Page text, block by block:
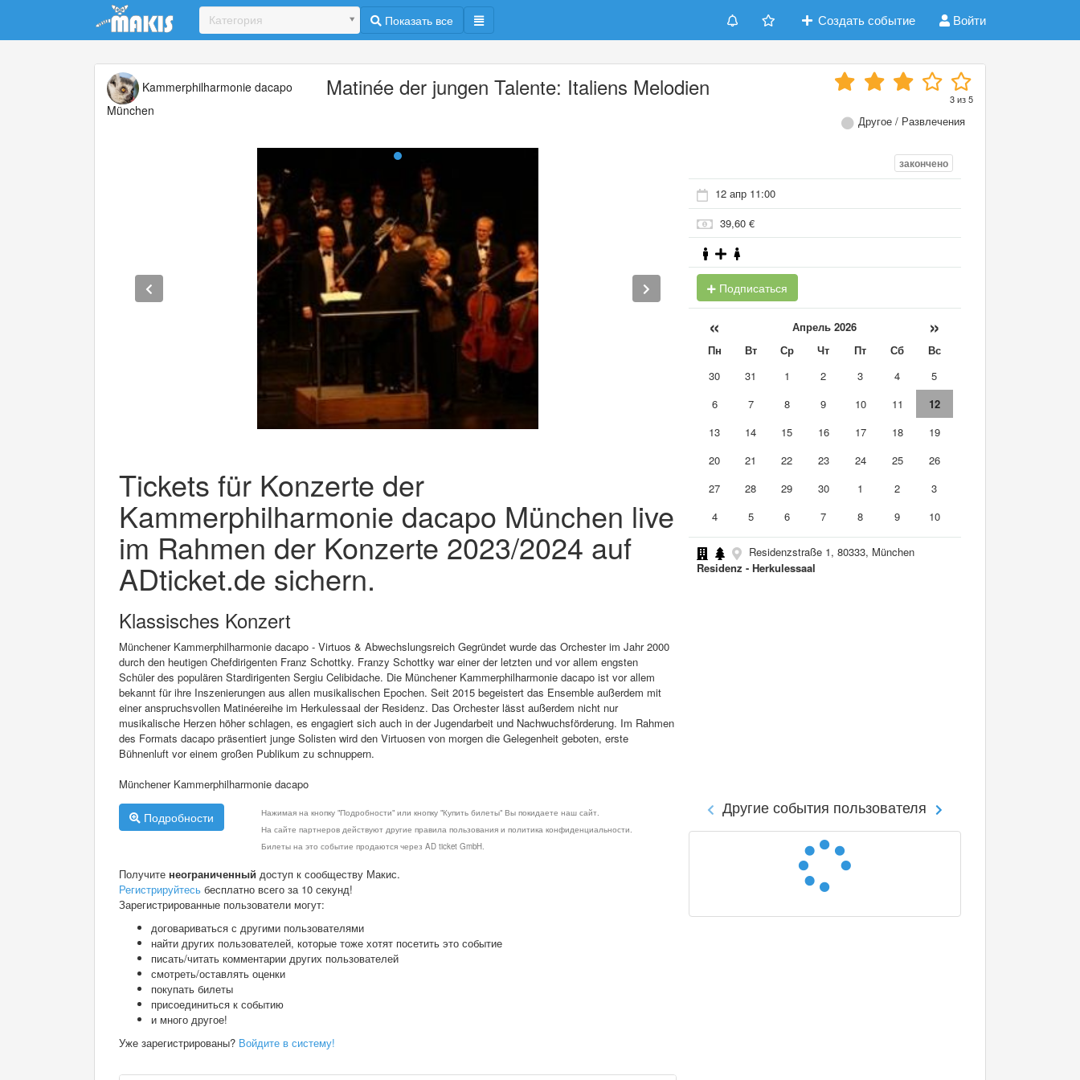
Update cookies preferences
Категория Показать все Создать событие Войти
Kammerphilharmonie dacapo
München
Matinée der jungen Talente: Italiens Melodien 3из5
Другое / Развлечения
Tickets für Konzerte der
Kammerphilharmonie dacapo München live
im Rahmen der Konzerte 2023/2024 auf
ADticket.de sichern.
Klassisches Konzert
Münchener Kammerphilharmonie dacapo - Virtuos & Abwechslungsreich Gegründet wurde das Orchester im Jahr 2000
durch den heutigen Chefdirigenten Franz Schottky. Franzy Schottky war einer der letzten und vor allem engsten
Schüler des populären Stardirigenten Sergiu Celibidache. Die Münchener Kammerphilharmonie dacapo ist vor allem
bekannt für ihre Inszenierungen aus allen musikalischen Epochen. Seit 2015 begeistert das Ensemble außerdem mit
einer anspruchsvollen Matinéereihe im Herkulessaal der Residenz. Das Orchester lässt außerdem nicht nur
musikalische Herzen höher schlagen, es engagiert sich auch in der Jugendarbeit und Nachwuchsförderung. Im Rahmen
des Formats dacapo präsentiert junge Solisten wird den Virtuosen von morgen die Gelegenheit geboten, erste
Bühnenluft vor einem großen Publikum zu schnuppern.
Münchener Kammerphilharmonie dacapo
Подробности
Нажимая на кнопку "Подробности" или кнопку "Купить билеты" Вы покидаете наш сайт.
На сайте партнеров действуют другие правила пользования и политика конфиденциальности.
Билеты на это событие продаются через AD ticket GmbH.
Получите неограниченный доступ к сообществу Макис.
Регистрируйтесь бесплатно всего за 10 секунд!
Зарегистрированные пользователи могут:
договариваться с другими пользователями
найти других пользователей, которые тоже хотят посетить это событие
писать/читать комментарии других пользователей
смотреть/оставлять оценки
покупать билеты
присоединиться к событию
и много другое!
Уже зарегистрированы? Войдите в систему!
закончено
12 апр 11:00
39,60 €
Подписаться
« Апрель 2026 »
Пн Вт Ср Чт Пт Сб
Вс
30
31 1 2 3 4
5
6
7 8 9 10 11
12
13
14 15 16 17 18
19
20
21 22 23 24 25
26
27
28 29 30 1 2
3
4
5 6 7 8 9 10
Residenzstraße 1, 80333, München
Residenz - Herkulessaal
Другие события пользователя